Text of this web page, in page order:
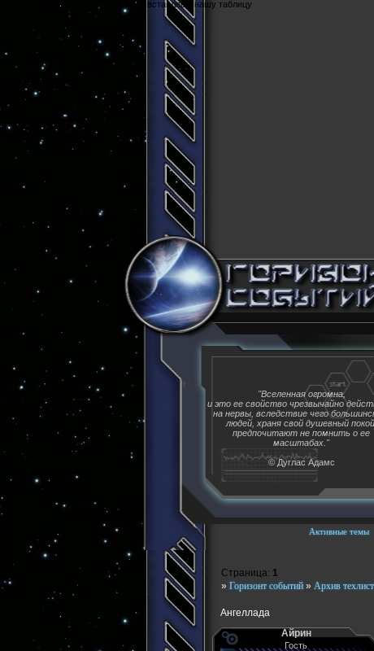
Cюда вставляем нашу таблицу
Активные темы
"Вселенная огромна,
и это ее свойство чрезвычайно
на нервы, вследствие чего
людей, храня свой душевный покой,
предпочитают не помнить о ее
масштабах."
© Дуглас Адамс
» Горизонт событий » Архив
Ангеллада
Страница: 1
Айрин
Гость